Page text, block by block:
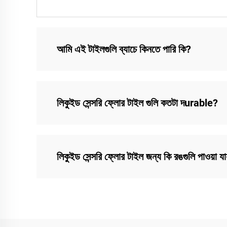
আমি এই টাইলগুলি ব্যাচে কিনতে পারি কি?
লিকুইড সেন্সরি ফ্লোর টাইল গুলি কতটা দurable?
লিকুইড সেন্সরি ফ্লোর টাইল জন্য কি রঙগুলি পাওয়া